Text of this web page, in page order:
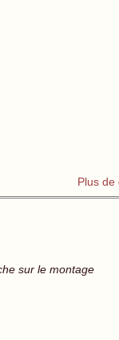
Plus de
sur le montage